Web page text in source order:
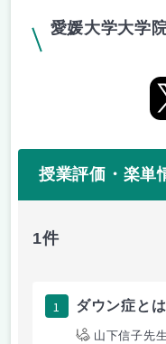
愛媛大学大学
授業評価・楽単
1件
1 ダウン症とは
山下信子先生